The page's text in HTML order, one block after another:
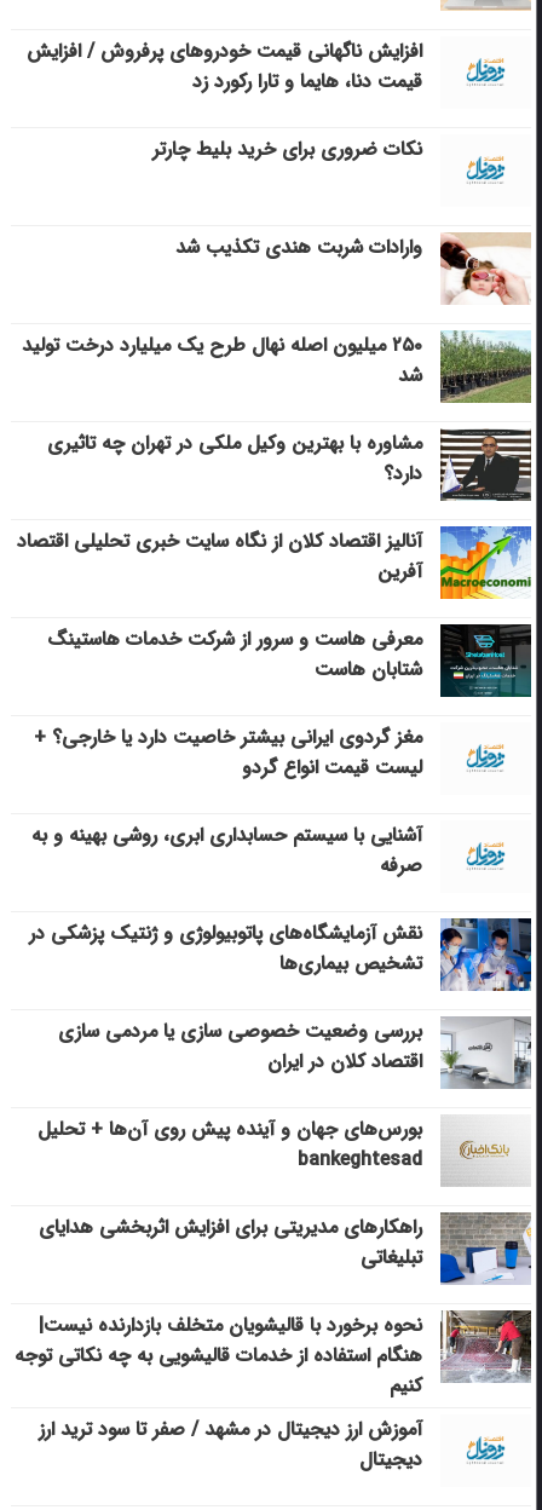
افزایش ناگهانی قیمت خودروهای پرفروش / افزایش
قیمت دنا، هایما و تارا رکورد زد
نکات ضروری برای خرید بلیط چارتر
وارادات شربت هندی تکذیب شد
۲۵۰ میلیون اصله نهال طرح یک میلیارد درخت تولید
شد
مشاوره با بهترین وکیل ملکی در تهران چه تاثیری
دارد؟
آنالیز اقتصاد کلان از نگاه سایت خبری تحلیلی اقتصاد
آفرین
معرفی هاست و سرور از شرکت خدمات هاستینگ
شتابان هاست
مغز گردوی ایرانی بیشتر خاصیت دارد یا خارجی؟ +
لیست قیمت انواع گردو
آشنایی با سیستم حسابداری ابری، روشی بهینه و به
صرفه
نقش آزمایشگاه‌های پاتوبیولوژی و ژنتیک پزشکی در
تشخیص بیماری‌ها
بررسی وضعیت خصوصی سازی یا مردمی سازی
اقتصاد کلان در ایران
بورس‌های جهان و آینده پیش روی آن‌ها + تحلیل
bankeghtesad
راهکارهای مدیریتی برای افزایش اثربخشی هدایای
تبلیغاتی
نحوه برخورد با قالیشویان متخلف بازدارنده نیست|
هنگام استفاده از خدمات قالیشویی به چه نکاتی توجه
کنیم
آموزش ارز دیجیتال در مشهد / صفر تا سود ترید ارز
دیجیتال